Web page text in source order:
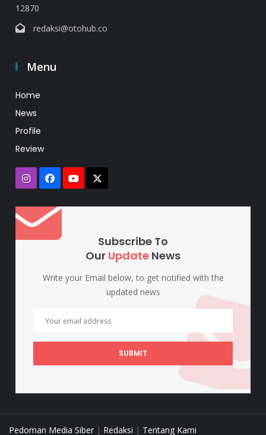
12870
redaksi@otohub.co
Menu
Home
News
Profile
Review
Subscribe To
Our Update News
Write your Email below, to get notified with the
updated news
SUBMIT
Pedoman Media Siber | Redaksi | Tentang Kami